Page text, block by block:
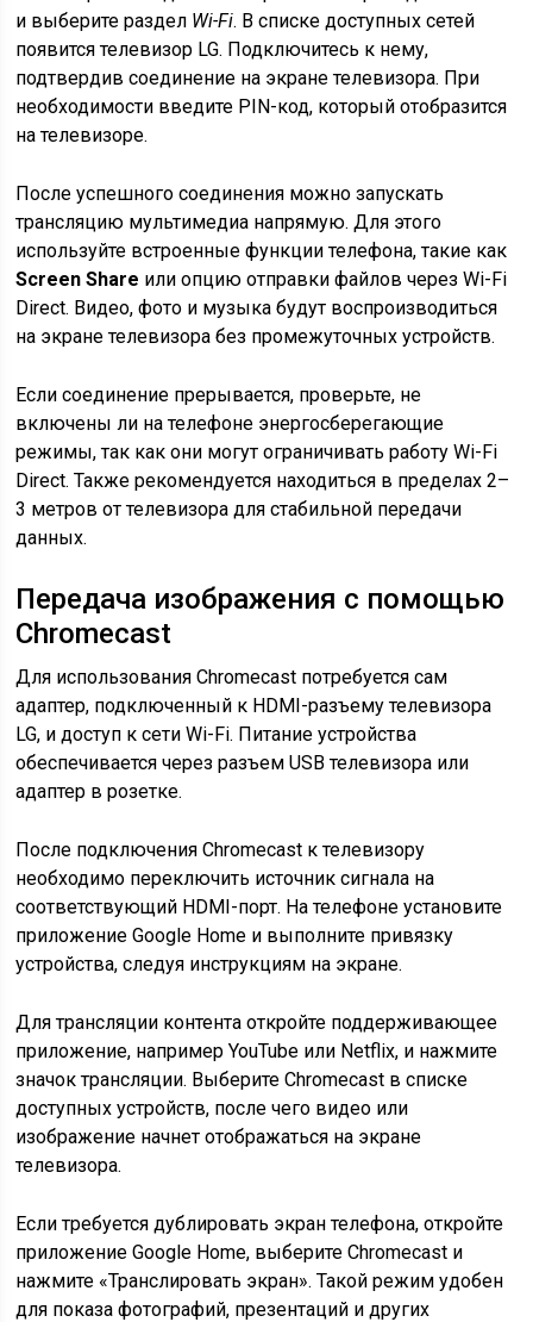
и выберите раздел Wi-Fi. В списке доступных сетей
появится телевизор LG. Подключитесь к нему,
подтвердив соединение на экране телевизора. При
необходимости введите PIN-код, который отобразится
на телевизоре.
После успешного соединения можно запускать
трансляцию мультимедиа напрямую. Для этого
используйте встроенные функции телефона, такие как
Screen Share или опцию отправки файлов через Wi-Fi
Direct. Видео, фото и музыка будут воспроизводиться
на экране телевизора без промежуточных устройств.
Если соединение прерывается, проверьте, не
включены ли на телефоне энергосберегающие
режимы, так как они могут ограничивать работу Wi-Fi
Direct. Также рекомендуется находиться в пределах 2–
3 метров от телевизора для стабильной передачи
данных.
Передача изображения с помощью
Chromecast
Для использования Chromecast потребуется сам
адаптер, подключенный к HDMI-разъему телевизора
LG, и доступ к сети Wi-Fi. Питание устройства
обеспечивается через разъем USB телевизора или
адаптер в розетке.
После подключения Chromecast к телевизору
необходимо переключить источник сигнала на
соответствующий HDMI-порт. На телефоне установите
приложение Google Home и выполните привязку
устройства, следуя инструкциям на экране.
Для трансляции контента откройте поддерживающее
приложение, например YouTube или Netflix, и нажмите
значок трансляции. Выберите Chromecast в списке
доступных устройств, после чего видео или
изображение начнет отображаться на экране
телевизора.
Если требуется дублировать экран телефона, откройте
приложение Google Home, выберите Chromecast и
нажмите «Транслировать экран». Такой режим удобен
для показа фотографий, презентаций и других